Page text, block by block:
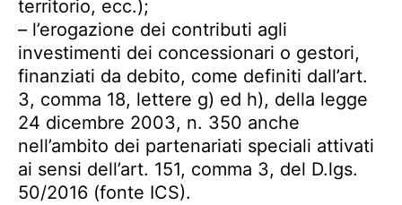
territorio, ecc.);
– l’erogazione dei contributi agli
investimenti dei concessionari o gestori,
finanziati da debito, come definiti dall’art.
3, comma 18, lettere g) ed h), della legge
24 dicembre 2003, n. 350 anche
nell’ambito dei partenariati speciali attivati
ai sensi dell’art. 151, comma 3, del D.lgs.
50/2016 (fonte ICS).